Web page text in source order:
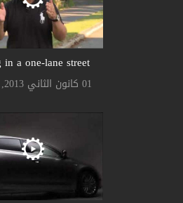
in a one-lane street
01 كانون الثاني 2013, 12:00 ص